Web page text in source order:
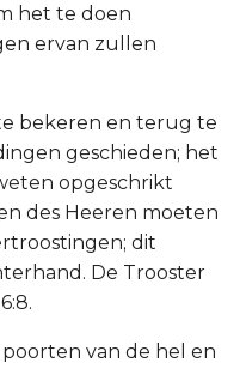
het te doen
ervan zullen
bekeren en terug te
geschieden; het
opgeschrikt
des Heeren moeten
dit
De Trooster
van de hel en